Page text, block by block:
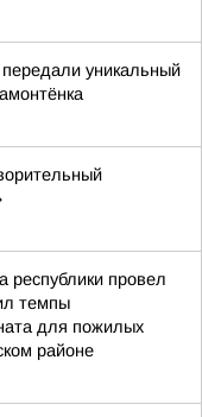
уникальный
республики провел
темпы
для пожилых
районе